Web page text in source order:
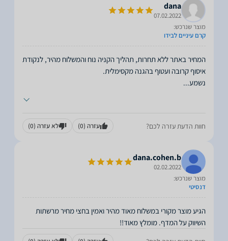
dana
07.02.2022
מוצר שנרכש:
קרם עיניים לבידו
המחיר באתר ללא תחרות, תהליך הקניה נוח והמשלוח מהיר, לנקודת
נשמע...
חוות הדעת עזרה לכם? עזרה (0) לא עזרה (0)
dana.cohen.b
02.02.2022
מוצר שנרכש:
דנסיטי
הגיע מוצר מקורי במשלוח מאוד מהיר ואמין בחצי מחיר מרשתות
השיווק על המדף. מומלץ מאוד!!